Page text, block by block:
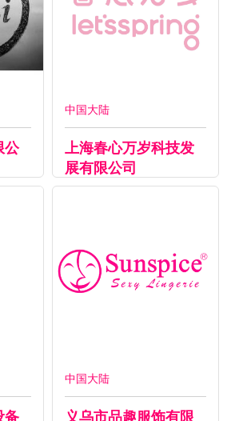
公
中国大陆
上海春心万岁科技发
展有限公司
备
中国大陆
义乌市品趣服饰有限